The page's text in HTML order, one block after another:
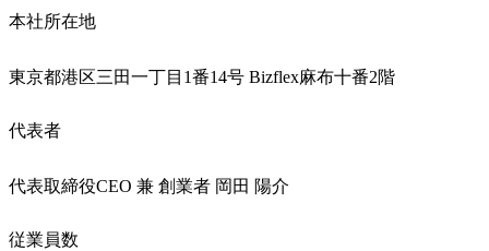
本社所在地
東京都港区三田一丁目1番14号 Bizflex麻布十番2階
代表者
代表取締役CEO 兼 創業者 岡田 陽介
従業員数